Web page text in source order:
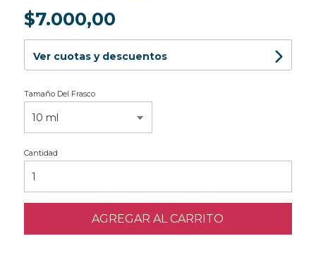
$7.000,00
Ver cuotas y descuentos
Tamaño Del Frasco
Cantidad
AGREGAR AL CARRITO